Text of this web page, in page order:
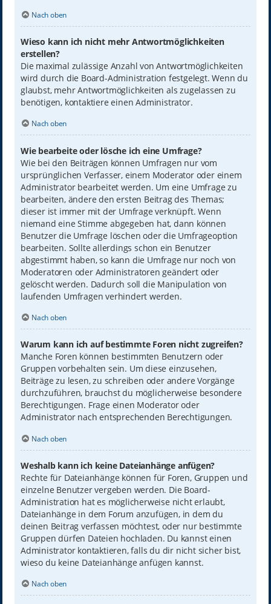
Nach oben
Wieso kann ich nicht mehr Antwortmöglichkeiten
erstellen?
Die maximal zulässige Anzahl von Antwortmöglichkeiten
wird durch die Board-Administration festgelegt. Wenn du
glaubst, mehr Antwortmöglichkeiten als zugelassen zu
benötigen, kontaktiere einen Administrator.
Nach oben
Wie bearbeite oder lösche ich eine Umfrage?
Wie bei den Beiträgen können Umfragen nur vom
ursprünglichen Verfasser, einem Moderator oder einem
Administrator bearbeitet werden. Um eine Umfrage zu
bearbeiten, ändere den ersten Beitrag des Themas;
dieser ist immer mit der Umfrage verknüpft. Wenn
niemand eine Stimme abgegeben hat, dann können
Benutzer die Umfrage löschen oder die Umfrageoption
bearbeiten. Sollte allerdings schon ein Benutzer
abgestimmt haben, so kann die Umfrage nur noch von
Moderatoren oder Administratoren geändert oder
gelöscht werden. Dadurch soll die Manipulation von
laufenden Umfragen verhindert werden.
Nach oben
Warum kann ich auf bestimmte Foren nicht zugreifen?
Manche Foren können bestimmten Benutzern oder
Gruppen vorbehalten sein. Um diese einzusehen,
Beiträge zu lesen, zu schreiben oder andere Vorgänge
durchzuführen, brauchst du möglicherweise besondere
Berechtigungen. Frage einen Moderator oder
Administrator nach entsprechenden Berechtigungen.
Nach oben
Weshalb kann ich keine Dateianhänge anfügen?
Rechte für Dateianhänge können für Foren, Gruppen und
einzelne Benutzer vergeben werden. Die Board-
Administration hat es möglicherweise nicht erlaubt,
Dateianhänge in dem Forum anzufügen, in dem du
deinen Beitrag verfassen möchtest, oder nur bestimmte
Gruppen dürfen Dateien hochladen. Du kannst einen
Administrator kontaktieren, falls du dir nicht sicher bist,
wieso du keine Dateianhänge anfügen kannst.
Nach oben